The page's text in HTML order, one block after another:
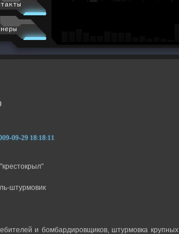
09-29 18:18:11
штурмовик
и бомбардировщиков, штурмовка